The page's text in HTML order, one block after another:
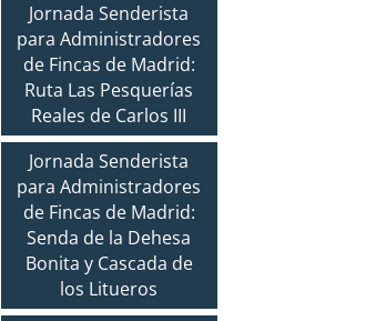
Jornada Senderista
para Administradores
de Fincas de Madrid:
Ruta Las Pesquerías
Reales de Carlos III
Jornada Senderista
para Administradores
de Fincas de Madrid:
Senda de la Dehesa
Bonita y Cascada de
los Litueros